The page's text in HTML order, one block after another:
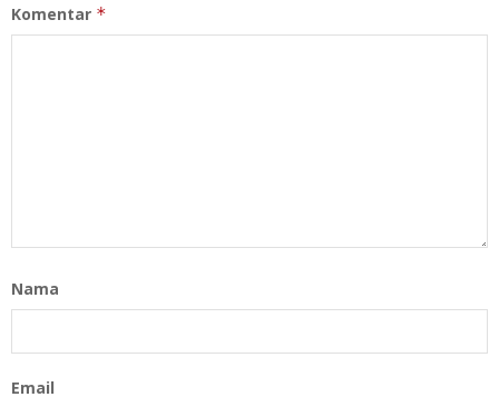
Komentar *
Nama
Email